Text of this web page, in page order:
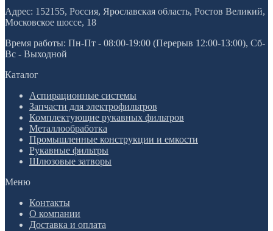
Адрес: 152155, Россия, Ярославская область, Ростов Великий,
Московское шоссе, 18
Время работы: Пн-Пт - 08:00-19:00 (Перерыв 12:00-13:00), Сб-
Вс - Выходной
Каталог
Аспирационные системы
Запчасти для электрофильтров
Комплектующие рукавных фильтров
Металлообработка
Промышленные конструкции и емкости
Рукавные фильтры
Шлюзовые затворы
Меню
Контакты
О компании
Доставка и оплата